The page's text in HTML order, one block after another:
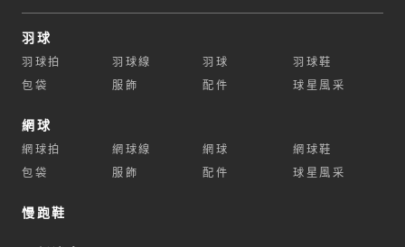
羽球
羽球拍 羽球線 羽球
羽球鞋
包袋
服飾 配件 球星風采
網球
網球拍 網球線 網球
網球鞋
包袋
服飾 配件 球星風采
慢跑鞋